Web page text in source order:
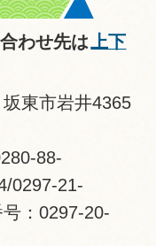
わせ先は上下
東市岩井4365
88-
0297-21-
：0297-20-